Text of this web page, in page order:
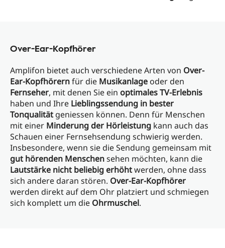
Over-Ear-Kopfhörer
Amplifon bietet auch verschiedene Arten von Over-
Ear-Kopfhörernfür die Musikanlageoder den
Fernseher, mit denen Sie ein optimales TV-Erlebnis
haben und Ihre Lieblingssendung in bester
Tonqualität geniessen können. Denn für Menschen
mit einer Minderung der Hörleistung kann auch das
Schauen einer Fernsehsendung schwierig werden.
Insbesondere, wenn sie die Sendung gemeinsam mit
gut hörenden Menschensehen möchten, kann die
Lautstärke nicht beliebig erhöhtwerden, ohne dass
sich andere daran stören. Over-Ear-Kopfhörer
werden direkt auf dem Ohr platziert und schmiegen
sich komplett um die Ohrmuschel.